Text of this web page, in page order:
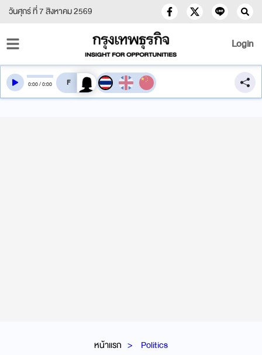
วันศุกร์ ที่ 7 สิงหาคม 2569
Login
หน้าแรก Politics
0:00/0:00 สลับเสียงอ่าน